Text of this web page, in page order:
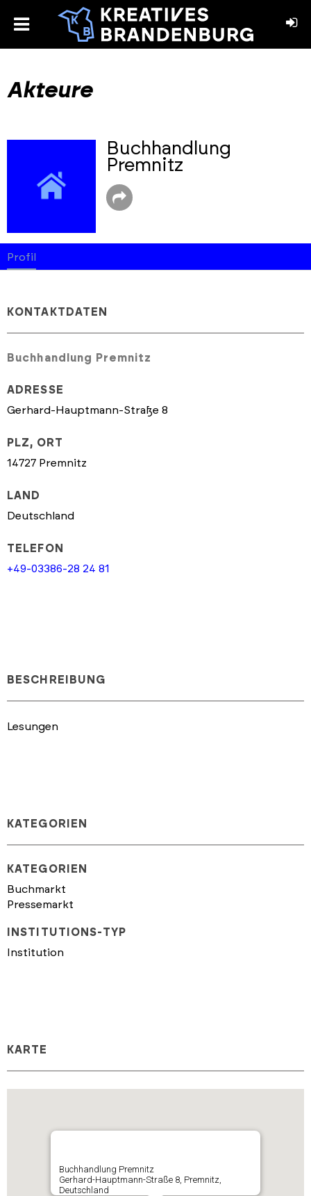
toggle
Akteure
Buchhandlung
Premnitz
Profil
KONTAKTDATEN
Buchhandlung Premnitz
ADRESSE
Gerhard-Hauptmann-Straße 8
PLZ, ORT
14727 Premnitz
LAND
Deutschland
TELEFON
+49-03386-28 24 81
BESCHREIBUNG
Lesungen
KATEGORIEN
KATEGORIEN
Buchmarkt
Pressemarkt
INSTITUTIONS-TYP
Institution
KARTE
Buchhandlung Premnitz
Gerhard-Hauptmann-Straße 8, Premnitz,
Deutschland